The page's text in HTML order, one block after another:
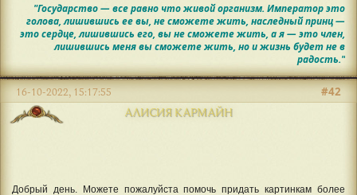
"Государство — все равно что живой организм. Император это
голова, лишившись ее вы, не сможете жить, наследный принц —
это сердце, лишившись его, вы не сможете жить, а я — это член,
лишившись меня вы сможете жить, но и жизнь будет не в
радость."
АЛИСИЯ КАРМАЙН
#42
16-10-2022, 15:17:55
Добрый день. Можете пожалуйста помочь придать картинкам более